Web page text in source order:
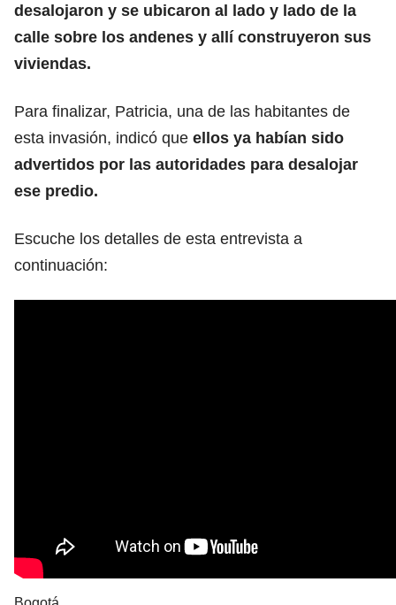
desalojaron y se ubicaron al lado y lado de la
calle sobre los andenes y allí construyeron sus
viviendas.
Para finalizar, Patricia, una de las habitantes de
esta invasión, indicó que ellos ya habían sido
advertidos por las autoridades para desalojar
ese predio.
Escuche los detalles de esta entrevista a
continuación: